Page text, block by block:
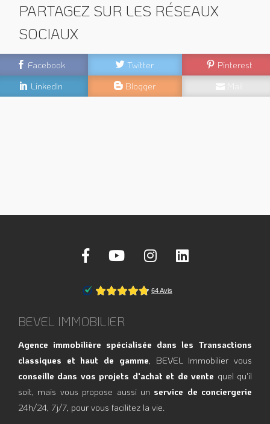
PARTAGEZ SUR LES RÉSEAUX
SOCIAUX
Facebook Twitter
Pinterest
LinkedIn
Blogger Mail
BEVEL IMMOBILIER
Agence immobilière spécialisée dans les Transactions
classiques et haut de gamme, BEVEL Immobilier vous
conseille dans vos projets d'achat et de vente quel qu'il
soit, mais vous propose aussi un service de conciergerie
24h/24, 7j/7, pour vous facilitez la vie.